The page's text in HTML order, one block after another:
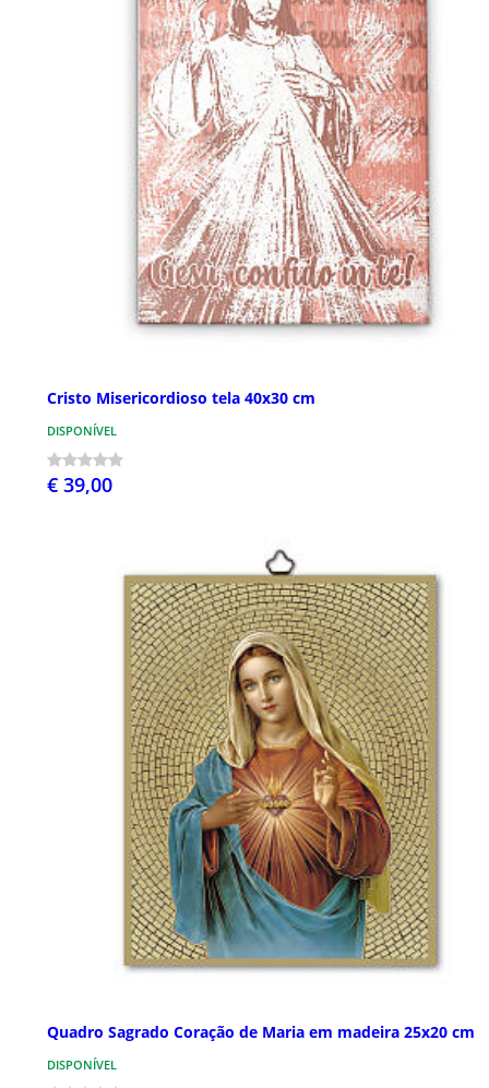
Cristo Misericordioso tela 40x30 cm
DISPONÍVEL
€ 39,00
Quadro Sagrado Coração de Maria em madeira 25x20 cm
DISPONÍVEL